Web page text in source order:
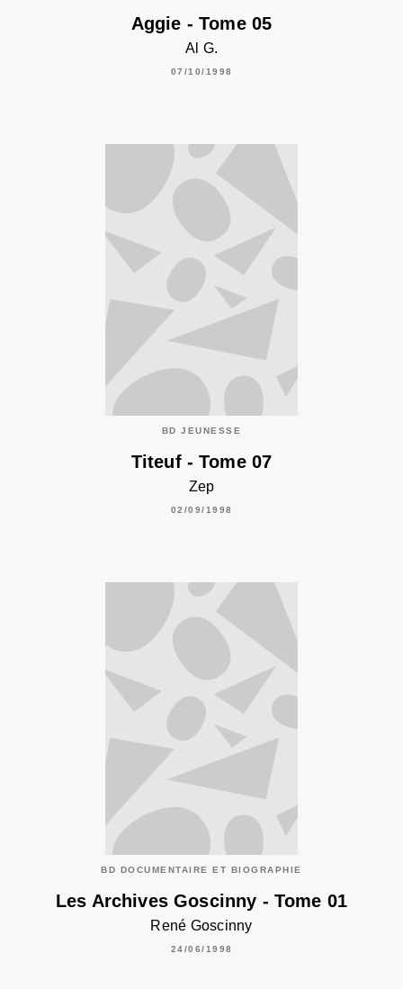
Aggie - Tome 05
Al G.
07/10/1998
BD JEUNESSE
Titeuf - Tome 07
Zep
02/09/1998
BD DOCUMENTAIRE ET BIOGRAPHIE
Les Archives Goscinny - Tome 01
René Goscinny
24/06/1998